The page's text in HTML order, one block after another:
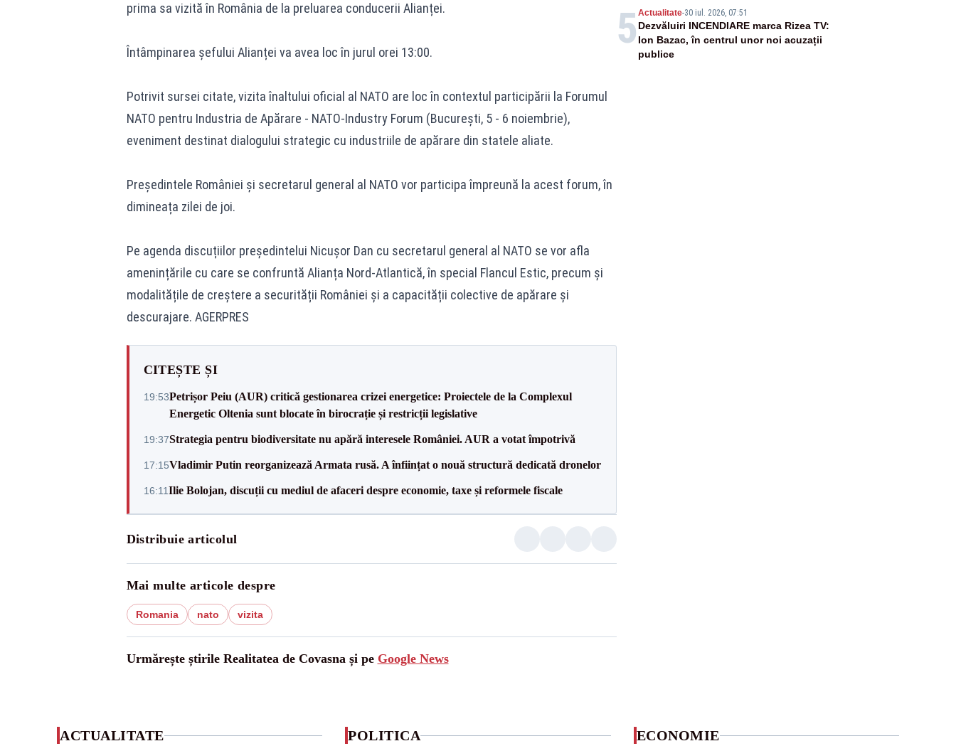
prima sa vizită în România de la preluarea conducerii Alianței.
Întâmpinarea șefului Alianței va avea loc în jurul orei 13:00.
Potrivit sursei citate, vizita înaltului oficial al NATO are loc în contextul participării la Forumul
NATO pentru Industria de Apărare - NATO-Industry Forum (București, 5 - 6 noiembrie),
eveniment destinat dialogului strategic cu industriile de apărare din statele aliate.
Președintele României și secretarul general al NATO vor participa împreună la acest forum, în
dimineața zilei de joi.
Pe agenda discuțiilor președintelui Nicușor Dan cu secretarul general al NATO se vor afla
amenințările cu care se confruntă Alianța Nord-Atlantică, în special Flancul Estic, precum și
modalitățile de creștere a securității României și a capacității colective de apărare și
descurajare. AGERPRES
CITEȘTE ȘI
19:53Petrișor Peiu (AUR) critică gestionarea crizei energetice: Proiectele de la Complexul
Energetic Oltenia sunt blocate în birocrație și restricții legislative
19:37Strategia pentru biodiversitate nu apără interesele României. AUR a votat împotrivă
17:15Vladimir Putin reorganizează Armata rusă. A înființat o nouă structură dedicată dronelor
16:11Ilie Bolojan, discuții cu mediul de afaceri despre economie, taxe și reformele fiscale
Distribuie articolul
Mai multe articole despre
Romania nato vizita
Urmărește știrile Realitatea de Covasna și pe Google News
5 Actualitate-30 iul. 2026, 07:51
Dezvăluiri INCENDIARE marca Rizea TV:
Ion Bazac, în centrul unor noi acuzații
publice
ACTUALITATE POLITICA ECONOMIE